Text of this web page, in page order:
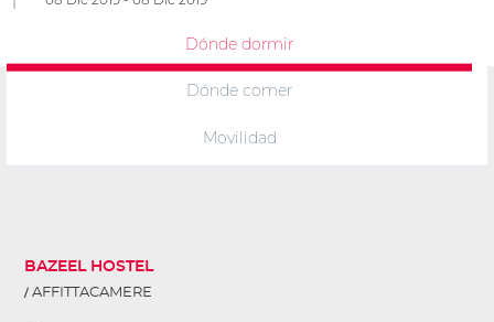
Dónde dormir
Dónde comer
Movilidad
BAZEEL HOSTEL
AFFITTACAMERE